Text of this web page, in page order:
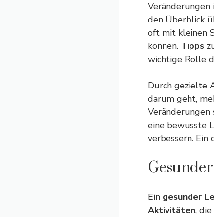
den Überblick
oft mit kleinen
können. Tipps
wichtige Rolle
Durch gezielte
darum geht,
Veränderungen
eine bewusste
verbessern.
Ein gesunder
Aktivitäten,